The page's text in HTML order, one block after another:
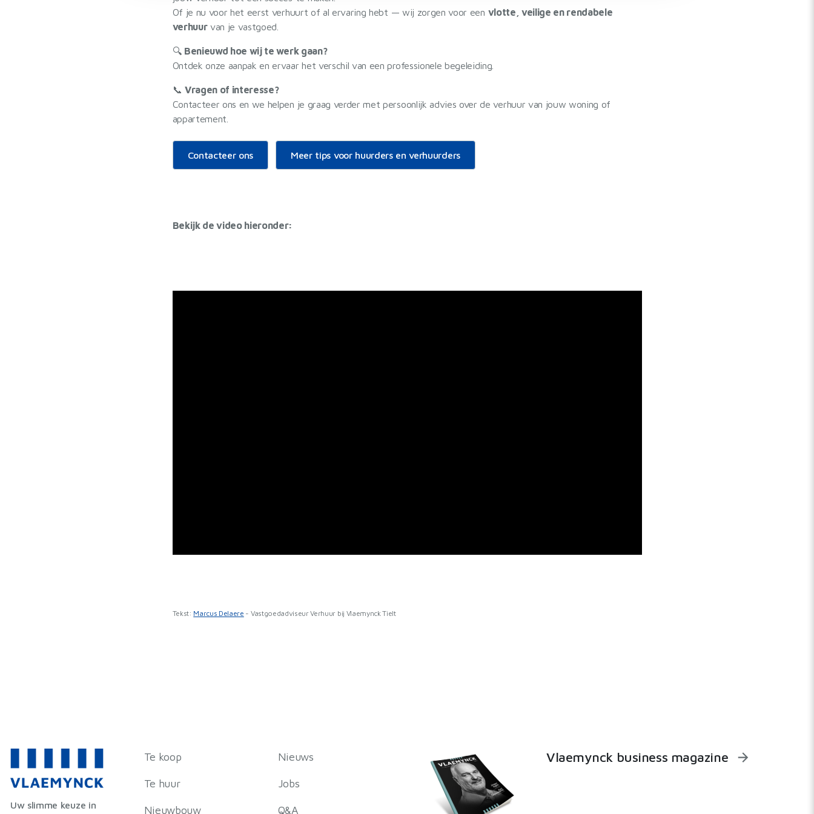
Of je nu voor het eerst verhuurt of al ervaring hebt — wij zorgen voor een vlotte, veilige en rendabele
verhuurvan je vastgoed.
🔍 Benieuwd hoe wij te werk gaan?
Ontdek onze aanpak en ervaar het verschil van een professionele begeleiding.
📞 Vragen of interesse?
Contacteer ons en we helpen je graag verder met persoonlijk advies over de verhuur van jouw woning of
appartement.
Contacteer ons Meer tips voor huurders en verhuurders
Bekijk de video hieronder:
Tekst: Marcus Delaere - Vastgoedadviseur Verhuur bij Vlaemynck Tielt
Uw slimme keuze in
Te koop
Te huur
Nieuwbouw
Nieuws
Jobs
Q&A
Vlaemynck business magazine